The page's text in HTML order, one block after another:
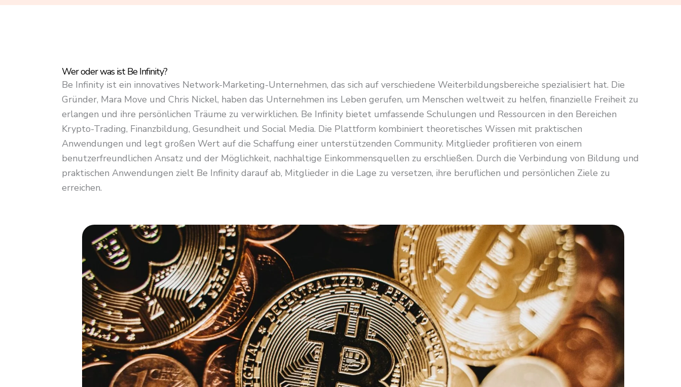
t
o
f
5
Wer oder was ist Be Infinity?
Be Infinity ist ein innovatives Network-Marketing-Unternehmen, das sich auf verschiedene Weiterbildungsbereiche spezialisiert hat. Die
Gründer, Mara Move und Chris Nickel, haben das Unternehmen ins Leben gerufen, um Menschen weltweit zu helfen, finanzielle Freiheit zu
erlangen und ihre persönlichen Träume zu verwirklichen. Be Infinity bietet umfassende Schulungen und Ressourcen in den Bereichen
Krypto-Trading, Finanzbildung, Gesundheit und Social Media. Die Plattform kombiniert theoretisches Wissen mit praktischen
Anwendungen und legt großen Wert auf die Schaffung einer unterstützenden Community. Mitglieder profitieren von einem
benutzerfreundlichen Ansatz und der Möglichkeit, nachhaltige Einkommensquellen zu erschließen. Durch die Verbindung von Bildung und
praktischen Anwendungen zielt Be Infinity darauf ab, Mitglieder in die Lage zu versetzen, ihre beruflichen und persönlichen Ziele zu
erreichen.